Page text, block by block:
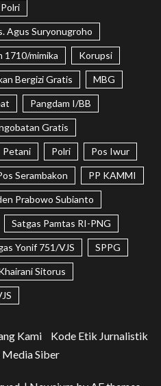
Agus Suryonugroho
1710/mimika Korupsi
Bergizi Gratis MBG
Pangdam I/BB
Gratis
Petani Polri Pos Iwur
Serambakon PP KAMMI
Prabowo Subianto
Satgas Pamtas RI-PNG
Yonif 751/VJS SPPG
Sitorus
Kami
Kode Etik Jurnalistik
Media Siber